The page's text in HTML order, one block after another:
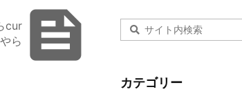

cur
ら
カテゴリー